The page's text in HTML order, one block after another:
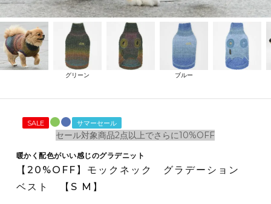
グリーン ブルー
SALE サマーセール
セール対象商品2点以上でさらに10%OFF
暖かく配色がいい感じのグラデニット
【20%OFF】モックネック グラデーション
ベスト 【S M】